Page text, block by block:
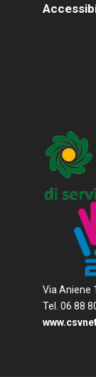
Via Aniene
Tel. 06 88